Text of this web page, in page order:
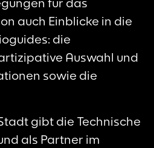
auch Einblicke in die
die
Auswahl und
sowie die
gibt die Technische
als Partner im